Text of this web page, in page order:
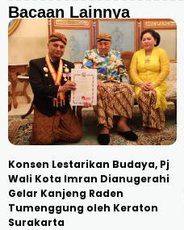
Bacaan Lainnya
Konsen Lestarikan Budaya, Pj
Wali Kota Imran Dianugerahi
Gelar Kanjeng Raden
Tumenggung oleh Keraton
Surakarta